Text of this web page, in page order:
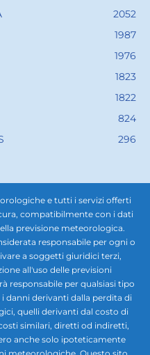
2052
1987
1976
1823
1822
824
296
e tutti i servizi offerti
compatibilmente con i dati
previsione meteorologica.
responsabile per ogni o
a soggetti giuridici terzi,
all'uso delle previsioni
responsabile per qualsiasi tipo
danni derivanti dalla perdita di
quelli derivanti dal costo di
similari, diretti od indiretti,
anche solo ipoteticamente